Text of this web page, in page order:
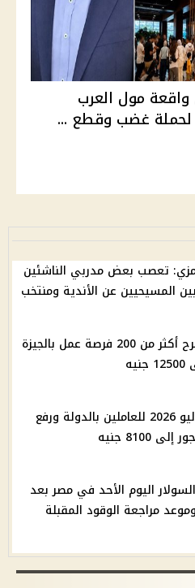
مول العرب
لحملة غضب وقطع ...
تعصب بعض مدربي الناشئين
المسيحيين عن الأندية ومنتخب
وزارة العمل تطرح أكثر من 200 فرصة عمل بالجيزة
زيادة مرتبات يوليو 2026 للعاملين بالدولة ورفع
8100 جنيه
اليوم الأحد في مصر بعد
وموعد مراجعة الوقود المقبلة